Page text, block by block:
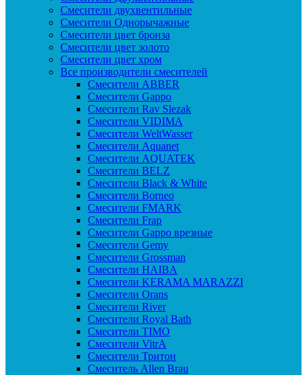
Смесители двухвентильные
Смесители Однорычажные
Смесители цвет бронза
Смесители цвет золото
Смесители цвет хром
Все производители смесителей
Cмесители ABBER
Cмесители Gappo
Cмесители Rav Slezak
Cмесители VIDIMA
Cмесители WeltWasser
Смесители Aquanet
Смесители AQUATEK
Смесители BELZ
Смесители Black & White
Смесители Borneo
Смесители FMARK
Смесители Frap
Смесители Gappo врезные
Смесители Gemy
Смесители Grossman
Смесители HAIBA
Смесители KERAMA MARAZZI
Смесители Orans
Смесители River
Смесители Royal Bath
Смесители TIMO
Смесители VitrA
Смесители Тритон
Смеситель Allen Brau